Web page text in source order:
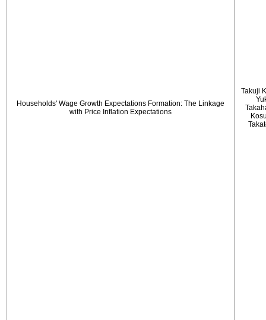
Households' Wage Growth Expectations Formation: The Linkage
with Price Inflation Expectations
Takuji